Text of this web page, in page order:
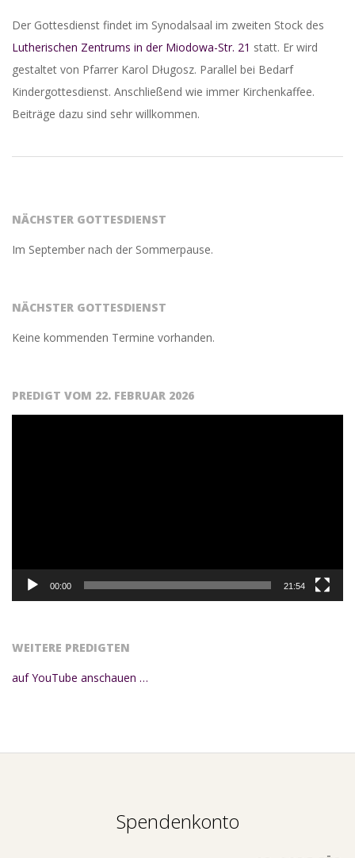
Der Gottesdienst findet im Synodalsaal im zweiten Stock des
Lutherischen Zentrums in der Miodowa-Str. 21 statt. Er wird
gestaltet von Pfarrer Karol Długosz. Parallel bei Bedarf
Kindergottesdienst. Anschließend wie immer Kirchenkaffee.
Beiträge dazu sind sehr willkommen.
29
NÄCHSTER GOTTESDIENST
Im September nach der Sommerpause.
NÄCHSTER GOTTESDIENST
Keine kommenden Termine vorhanden.
PREDIGT VOM 22. FEBRUAR 2026
00:00 21:54
WEITERE PREDIGTEN
auf YouTube anschauen …
Spendenkonto